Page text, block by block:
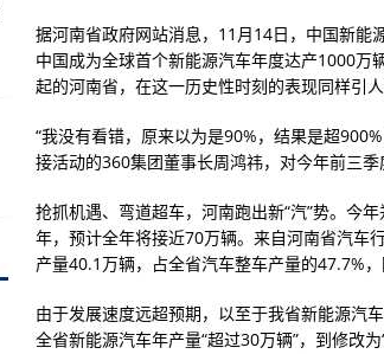
据河南省政府网站消息，11月14日，中国新能
中国成为全球首个新能源汽车年度达产1000万
起的河南省，在这一历史性时刻的表现同样引人
“我没有看错，原来以为是90%，结果是超
接活动的360集团董事长周鸿祎，对今年前三
抢抓机遇、弯道超车，河南跑出新“汽”势。今
年，预计全年将接近70万辆。来自河南省汽车
产量40.1万辆，占全省汽车整车产量的47.7%
由于发展速度远超预期，以至于我省新能源汽
全省新能源汽车年产量“超过30万辆”，到修改